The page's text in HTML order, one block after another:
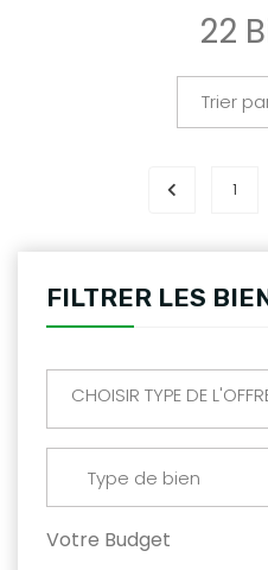
22
Trier
1
FILTRER LES
CHOISIR TYPE DE
Type de bien
Votre Budget